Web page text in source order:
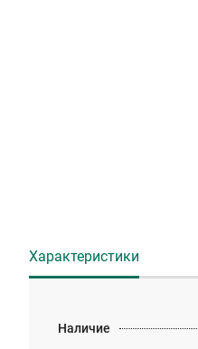
Характеристики
Наличие